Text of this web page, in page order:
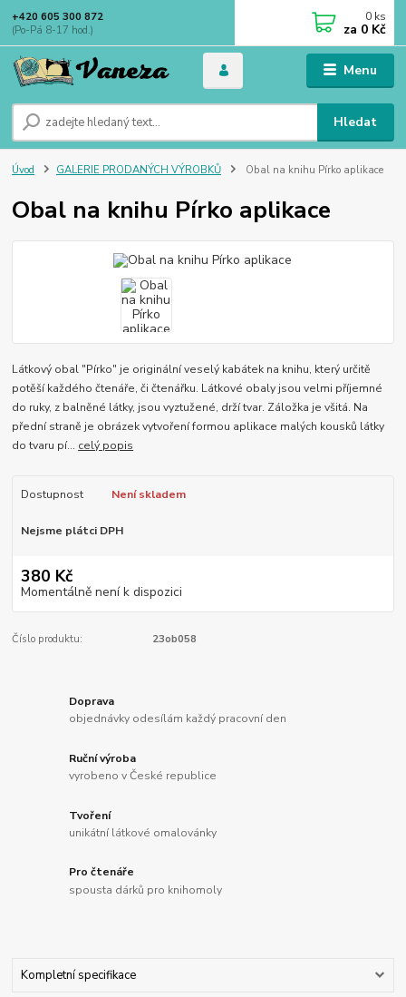
Menu
Hledat
+420 605 300 872
(Po-Pá 8-17 hod.)
0 ks
za 0 Kč
Úvod GALERIE PRODANÝCH VÝROBKŮ Obal na knihu Pírko aplikace
Obal na knihu Pírko aplikace
Látkový obal "Pírko" je originální veselý kabátek na knihu, který určitě
potěší každého čtenáře, či čtenářku. Látkové obaly jsou velmi příjemné
do ruky, z balněné látky, jsou vyztužené, drží tvar. Záložka je všitá. Na
přední straně je obrázek vytvoření formou aplikace malých kousků látky
do tvaru pí... celý popis
Dostupnost Není skladem
Nejsme plátci DPH
380 Kč
Momentálně není k dispozici
Číslo produktu: 23ob058
Doprava
objednávky odesílám každý pracovní den
Ruční výroba
vyrobeno v České republice
Tvoření
unikátní látkové omalovánky
Pro čtenáře
spousta dárků pro knihomoly
Kompletní specifikace